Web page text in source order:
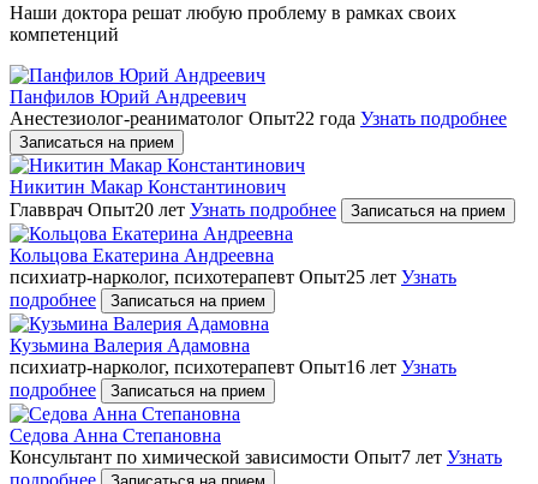
Наши доктора решат любую проблему в рамках своих
компетенций
Панфилов Юрий Андреевич
Анестезиолог-реаниматолог Опыт22 года Узнать подробнее
Записаться на прием
Никитин Макар Константинович
Главврач Опыт20 лет Узнать подробнее Записаться на прием
Кольцова Екатерина Андреевна
психиатр-нарколог, психотерапевт Опыт25 лет Узнать
подробнее
Записаться на прием
Кузьмина Валерия Адамовна
психиатр-нарколог, психотерапевт Опыт16 лет Узнать
подробнее
Записаться на прием
Седова Анна Степановна
Консультант по химической зависимости Опыт7 лет Узнать
подробнее